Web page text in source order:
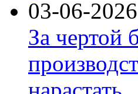
03-06-2026
За чертой